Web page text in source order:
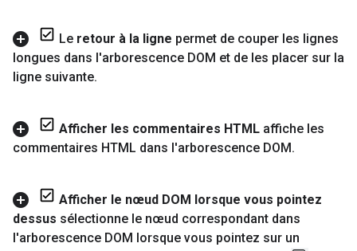
Le retour à la ligne permet de couper les lignes
longues dans l'arborescence DOM et de les placer sur la
ligne suivante.
Afficher les commentaires HTML affiche les
commentaires HTML dans l'arborescence DOM.
Afficher le nœud DOM lorsque vous pointez
dessus sélectionne le nœud correspondant dans
l'arborescence DOM lorsque vous pointez sur un